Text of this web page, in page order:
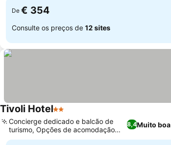
De € 354
Consulte os preços de 12 sites
Tivoli Hotel2 Estrelas
8,4Muito boa
Concierge dedicado e balcão de
turismo, Opções de acomodação
flexíveis